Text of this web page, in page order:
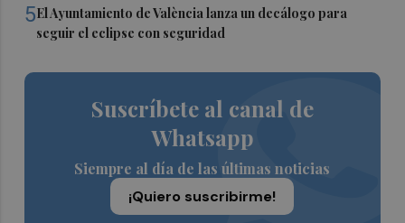
5El Ayuntamiento de València lanza un decálogo para
seguir el eclipse con seguridad
Suscríbete al canal de
Whatsapp
Siempre al día de las últimas noticias
¡Quiero suscribirme!